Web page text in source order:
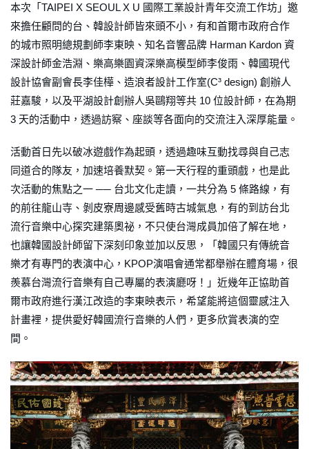
本次「TAIPEI X SEOUL X U 國際工業設計青年交流工作坊」邀
來擔任顧問的台、韓設計師皆來頭不小，有和首爾市政府合作
的城市照明總規劃師李東映、知名音響品牌 Harman Kardon 資
深設計師金浩淵、樂高樂園資深樂高模型師李俊雨、韓國現代
設計協會副會長李佳樺、造浪者設計工作室(C³ design) 創辦人
莊嘉駿，以及平湖設計創辦人吳鷗翔等共 10 位設計師，在為期
3 天的活動中，透過訪察、座談等各面向的交流注入深厚能量。
活動首日先以破冰遊戲作為起頭，透過趣味互動找尋與自己志
同道合的隊友，加速培養默契。第一天行程的重頭戲，也是此
次活動的焦點之一 ── 台北文化走讀，一共分為 5 條路線，有
的前往龍山寺、剝皮寮周邊感受舊時古城氣息，有的到訪台北
流行音樂中心探究建築奧祕，不只使台灣成員加倍了解在地，
也讓韓國設計師留下深刻印象並加以反思，「韓國只有傳統音
樂才有專門的表演中心，KPOP演唱會通常都舉辦在體育場，很
羨慕台灣流行音樂有自己專屬的表演廳呀！」近幾年正協助首
爾市政府進行漢江改造的李東映表示，希望能將這個靈感注入
計畫裡，提供愛好韓國流行音樂的人們，更多欣賞表演的空
間。